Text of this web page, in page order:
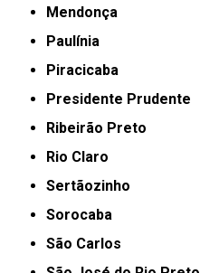
Mendonça
Paulínia
Piracicaba
Presidente Prudente
Ribeirão Preto
Rio Claro
Sertãozinho
Sorocaba
São Carlos